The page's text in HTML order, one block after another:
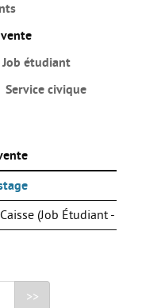
Job étudiant
Service civique
(Job Étudiant -